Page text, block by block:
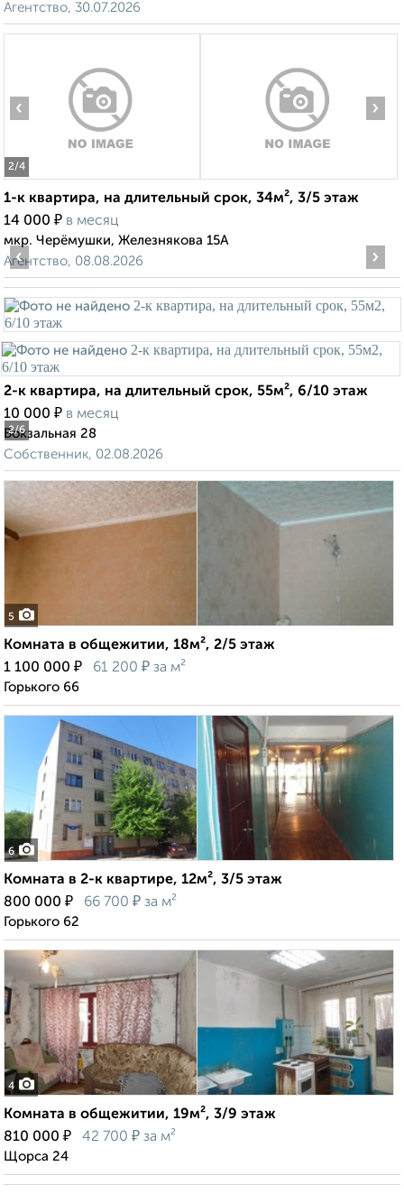
Агентство, 30.07.2026
2/4
‹ ›
1-к квартира, на длительный срок, 34м², 3/5 этаж
14 000 ₽ в месяц
мкр. Черёмушки, Железнякова 15А
Агентство, 08.08.2026
2/6
‹ ›
2-к квартира, на длительный срок, 55м², 6/10 этаж
10 000 ₽ в месяц
Вокзальная 28
Собственник, 02.08.2026
5
Комната в общежитии, 18м², 2/5 этаж
1 100 000 ₽ 61 200 ₽ за м²
Горького 66
6
Комната в 2-к квартире, 12м², 3/5 этаж
800 000 ₽ 66 700 ₽ за м²
Горького 62
4
Комната в общежитии, 19м², 3/9 этаж
810 000 ₽ 42 700 ₽ за м²
Щорса 24